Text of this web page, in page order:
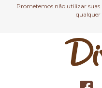
Prometemos não utilizar
qualquer